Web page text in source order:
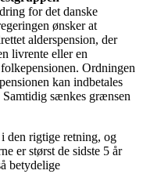
for det danske
ønsker at
alderspension, der
livrente eller en
Ordningen
kan indbetales
sænkes grænsen
den rigtige retning, og
er størst de sidste 5 år
betydelige